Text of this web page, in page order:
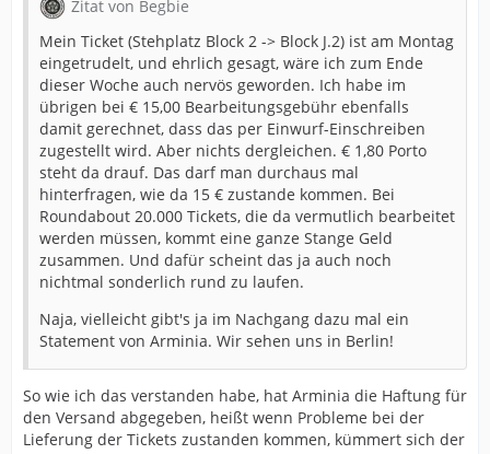
Zitat von Begbie
Mein Ticket (Stehplatz Block 2 -> Block J.2) ist am Montag
eingetrudelt, und ehrlich gesagt, wäre ich zum Ende
dieser Woche auch nervös geworden. Ich habe im
übrigen bei € 15,00 Bearbeitungsgebühr ebenfalls
damit gerechnet, dass das per Einwurf-Einschreiben
zugestellt wird. Aber nichts dergleichen. € 1,80 Porto
steht da drauf. Das darf man durchaus mal
hinterfragen, wie da 15 € zustande kommen. Bei
Roundabout 20.000 Tickets, die da vermutlich bearbeitet
werden müssen, kommt eine ganze Stange Geld
zusammen. Und dafür scheint das ja auch noch
nichtmal sonderlich rund zu laufen.
Naja, vielleicht gibt's ja im Nachgang dazu mal ein
Statement von Arminia. Wir sehen uns in Berlin!
So wie ich das verstanden habe, hat Arminia die Haftung für
den Versand abgegeben, heißt wenn Probleme bei der
Lieferung der Tickets zustanden kommen, kümmert sich der